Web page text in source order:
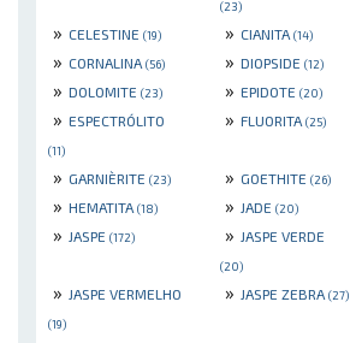
(23)
» CELESTINE (19) » CIANITA (14)
» CORNALINA (56) » DIOPSIDE (12)
» DOLOMITE (23) » EPIDOTE (20)
» ESPECTRÓLITO
(11)
» FLUORITA (25)
» GARNIÈRITE (23) » GOETHITE (26)
» HEMATITA (18) » JADE (20)
» JASPE (172) » JASPE VERDE
(20)
» JASPE VERMELHO
(19)
» JASPE ZEBRA (27)